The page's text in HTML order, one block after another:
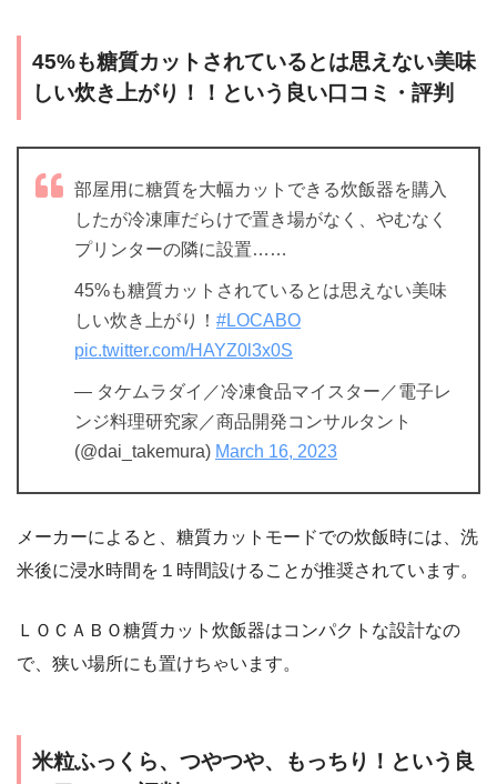
45%も糖質カットされているとは思えない美味
しい炊き上がり！！という良い口コミ・評判
部屋用に糖質を大幅カットできる炊飯器を購入
したが冷凍庫だらけで置き場がなく、やむなく
プリンターの隣に設置……
45%も糖質カットされているとは思えない美味
しい炊き上がり！ #LOCABO
pic.twitter.com/HAYZ0l3x0S
— タケムラダイ／冷凍食品マイスター／電子レ
ンジ料理研究家／商品開発コンサルタント
(@dai_takemura) March 16, 2023
メーカーによると、糖質カットモードでの炊飯時には、洗
米後に浸水時間を１時間設けることが推奨されています。
ＬＯＣＡＢＯ糖質カット炊飯器はコンパクトな設計なの
で、狭い場所にも置けちゃいます。
米粒ふっくら、つやつや、もっちり！という良